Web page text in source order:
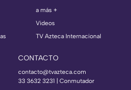
a más +
Videos
TV Azteca Internacional
CONTACTO
contacto@tvazteca.com
33 3632 3231 | Conmutador